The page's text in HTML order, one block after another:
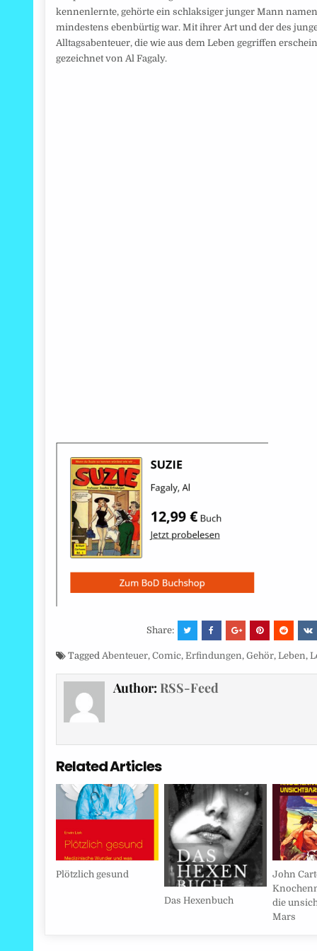
kennenlernte, gehörte ein schlaksiger junger Mann
mindestens ebenbürtig war. Mit ihrer Art und der des
Alltagsabenteuer, die wie aus dem Leben gegriffen
gezeichnet von Al Fagaly.
Share:
TaggedAbenteuer,Comic,Erfindungen,Gehör,Leben,
Author: RSS-Feed
Related Articles
Plötzlich gesund
Das Hexenbuch
John
die
Mars